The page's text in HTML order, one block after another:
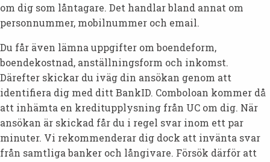
om dig som låntagare. Det handlar bland annat om
personnummer, mobilnummer och email.
Du får även lämna uppgifter om boendeform,
boendekostnad, anställningsform och inkomst.
Därefter skickar du iväg din ansökan genom att
identifiera dig med ditt BankID. Comboloan kommer då
att inhämta en kreditupplysning från UC om dig. När
ansökan är skickad får du i regel svar inom ett par
minuter. Vi rekommenderar dig dock att invänta svar
från samtliga banker och långivare. Försök därför att